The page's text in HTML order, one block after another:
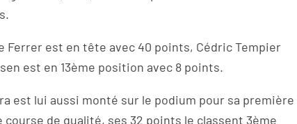
Ferrer est en tête avec 40 points, Cédric Tempier
est en 13ème position avec 8 points.
est lui aussi monté sur le podium pour sa première
course de qualité, ses 32 points le classent 3ème